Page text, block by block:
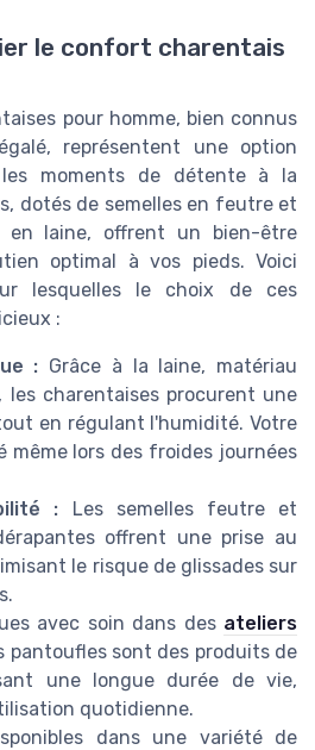
le confort charentais
pour homme, bien connus
représentent une option
les moments de détente à la
dotés de semelles en feutre et
en laine, offrent un bien-être
optimal à vos pieds. Voici
lesquelles le choix de ces
:
: Grâce à la laine, matériau
charentaises procurent une
en régulant l'humidité. Votre
même lors des froides journées
: Les semelles feutre et
offrent une prise au
le risque de glissades sur
avec soin dans des ateliers
pantoufles sont des produits de
une longue durée de vie,
quotidienne.
dans une variété de